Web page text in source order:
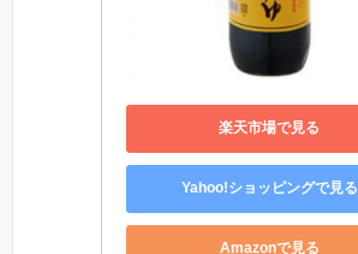
楽天市場で見る
Yahoo!ショッピングで見る
Amazonで見る